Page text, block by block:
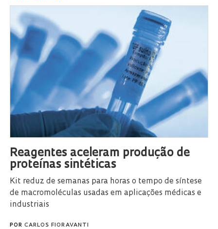
Reagentes aceleram produção de
proteínas sintéticas
Kit reduz de semanas para horas o tempo de síntese
de macromoléculas usadas em aplicações médicas e
industriais
POR CARLOS FIORAVANTI